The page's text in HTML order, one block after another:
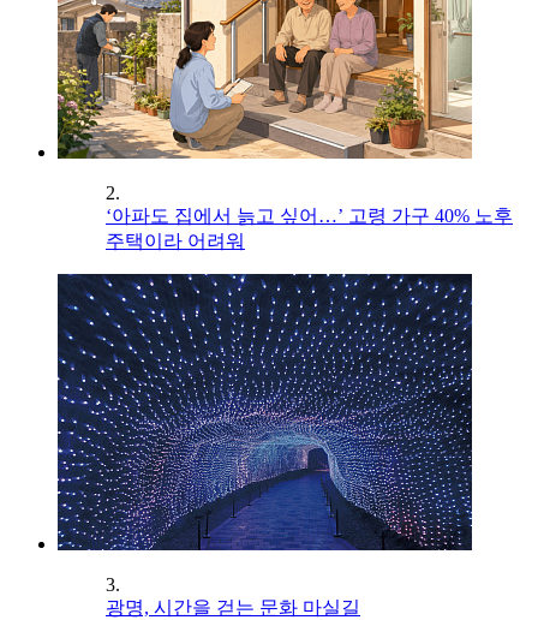
2.
‘아파도 집에서 늙고 싶어…’ 고령 가구 40% 노후
주택이라 어려워
3.
광명, 시간을 걷는 문화 마실길